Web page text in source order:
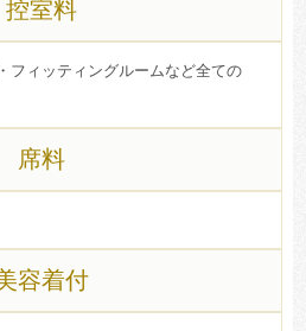
控室料
フィッティングルームなど全ての
席料
容着付